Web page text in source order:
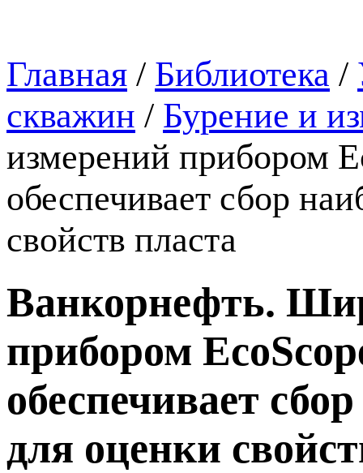
Главная / Библиотека /
скважин / Бурение и
измерений прибором
обеспечивает сбор
свойств пласта
Ванкорнефть.
прибором
обеспечивает
для оценки